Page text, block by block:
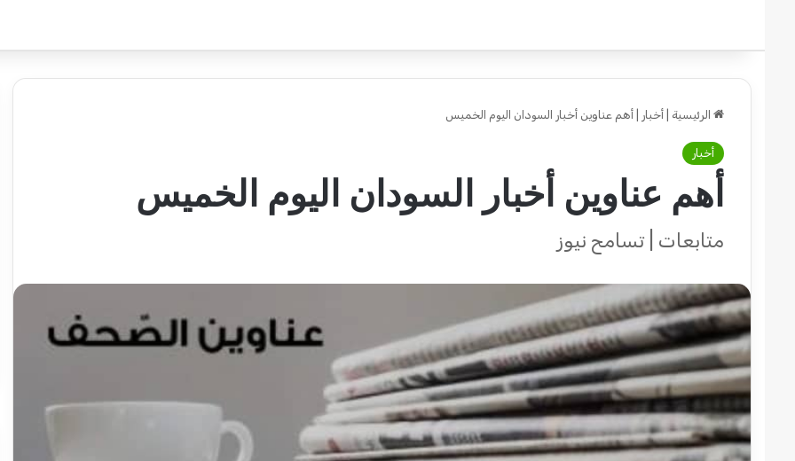
الرئيسية أخبار أهم عناوين أخبار السودان اليوم الخميس
أخبار
أهم عناوين أخبار السودان اليوم الخميس
متابعات | تسامح نيوز